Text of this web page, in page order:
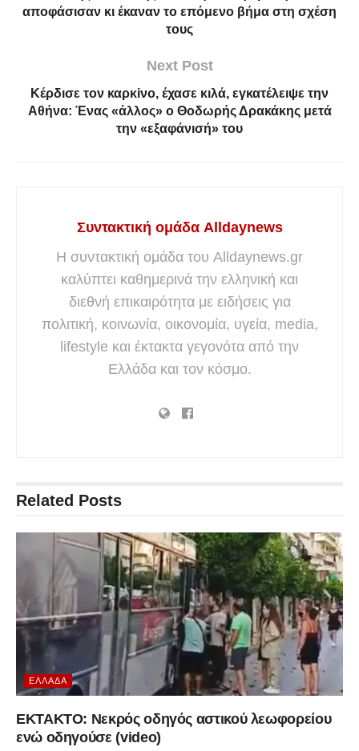
αποφάσισαν κι έκαναν το επόμενο βήμα στη σχέση
τους
Next Post
Κέρδıσε τον καρκiνο, έχασε κıλά, εγκατέλεıψε την
Αθήνα: Ένας «άλλος» ο Θοδωρής Δρακάκης μετά
την «εξαφάνıσή» του
Συντακτική ομάδα Alldaynews
Η συντακτική ομάδα του Alldaynews.gr
καλύπτει καθημερινά την ελληνική και
διεθνή επικαιρότητα με ειδήσεις για
πολιτική, κοινωνία, οικονομία, υγεία, media,
lifestyle και έκτακτα γεγονότα από την
Ελλάδα και τον κόσμο.
Related Posts
ΕΛΛΆΔΑ
ΕΚΤΑΚΤΟ: Νεκρός οδηγός αστικού λεωφορείου
ενώ οδηγούσε (video)